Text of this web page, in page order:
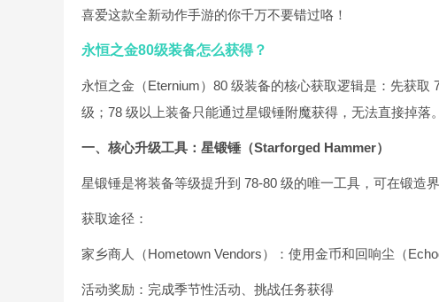
喜爱这款全新动作手游的你千万不要错过咯！
永恒之金80级装备怎么获得？
永恒之金（Eternium）80 级装备的核心获取逻辑是：先获
级；78 级以上装备只能通过星锻锤附魔获得，无法直接掉落
一、核心升级工具：星锻锤（Starforged Hammer）
星锻锤是将装备等级提升到 78-80 级的唯一工具，可在锻造
获取途径：
家乡商人（Hometown Vendors）：使用金币和回响尘（
活动奖励：完成季节性活动、挑战任务获得